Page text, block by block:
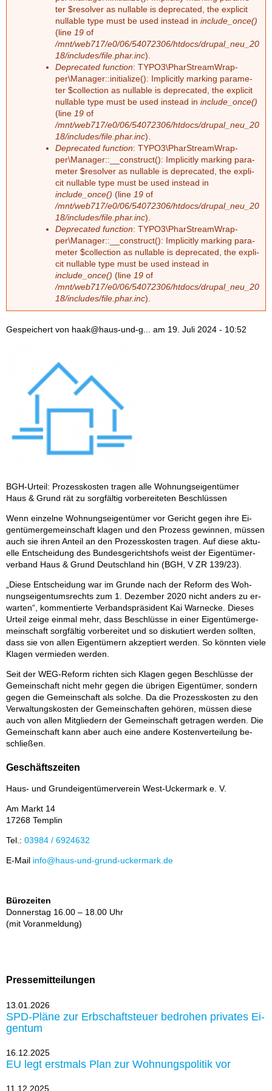
a
r
g
ter $re­sol­ver as nullable is depre­ca­ted, the ex­pli­cit
nullable type must be used ins­tead in include_once()
(line 19 of
/mnt/web717/e0/06/54072306/htdocs/drupal_neu_20
18/includes/file.phar.inc).
Deprecated function: TY­PO3\Phar­Stream­Wrap­
per\Ma­na­ger::in­itia­li­ze(): Im­pli­cit­ly mar­king pa­ra­me­
ter $collec­tion as nullable is depre­ca­ted, the ex­pli­cit
nullable type must be used ins­tead in include_once()
(line 19 of
/mnt/web717/e0/06/54072306/htdocs/drupal_neu_20
18/includes/file.phar.inc).
Deprecated function: TY­PO3\Phar­Stream­Wrap­
per\Ma­na­ger::__­con­struct(): Im­pli­cit­ly mar­king pa­ra­
me­ter $re­sol­ver as nullable is depre­ca­ted, the ex­pli­
cit nullable type must be used ins­tead in
include_once() (line 19 of
/mnt/web717/e0/06/54072306/htdocs/drupal_neu_20
18/includes/file.phar.inc).
Deprecated function: TY­PO3\Phar­Stream­Wrap­
per\Ma­na­ger::__­con­struct(): Im­pli­cit­ly mar­king pa­ra­
me­ter $collec­tion as nullable is depre­ca­ted, the ex­pli­
cit nullable type must be used ins­tead in
include_once() (line 19 of
/mnt/web717/e0/06/54072306/htdocs/drupal_neu_20
18/includes/file.phar.inc).
Gespeichert von haak@haus-und-g... am 19. Juli 2024 - 10:52
BGH-Ur­teil: Pro­zess­kos­ten tra­gen alle Woh­nungs­ei­gen­tü­mer
Haus & Grund rät zu sorg­fäl­tig vor­be­rei­te­ten Be­schlüs­sen
Wenn ein­zel­ne Woh­nungs­ei­gen­tü­mer vor Ge­richt ge­gen ihre Ei­
gen­tü­mer­ge­mein­schaft kla­gen und den Pro­zess ge­win­nen, müs­sen
auch sie ih­ren An­teil an den Pro­zess­kos­ten tra­gen. Auf die­se ak­tu­
el­le Ent­schei­dung des Bun­des­ge­richts­hofs weist der Ei­gen­tü­mer­
ver­band Haus & Grund Deutsch­land hin (BGH, V ZR 139/​23).
„Die­se Ent­schei­dung war im Grun­de nach der Re­form des Woh­
nungs­ei­gen­tums­rechts zum 1. De­zem­ber 2020 nicht an­ders zu er­
war­ten“, kom­men­tier­te Ver­bands­prä­si­dent Kai War­ne­cke. Die­ses
Ur­teil zei­ge ein­mal mehr, dass Be­schlüs­se in ei­ner Ei­gen­tü­mer­ge­
mein­schaft sorg­fäl­tig vor­be­rei­tet und so dis­ku­tiert wer­den soll­ten,
dass sie von al­len Ei­gen­tü­mern ak­zep­tiert wer­den. So könn­ten vie­le
Kla­gen ver­mie­den wer­den.
Seit der WEG-Re­form rich­ten sich Kla­gen ge­gen Be­schlüs­se der
Ge­mein­schaft nicht mehr ge­gen die üb­ri­gen Ei­gen­tü­mer, son­dern
ge­gen die Ge­mein­schaft als sol­che. Da die Pro­zess­kos­ten zu den
Ver­wal­tungs­kos­ten der Ge­mein­schaf­ten ge­hö­ren, müs­sen die­se
auch von al­len Mit­glie­dern der Ge­mein­schaft ge­tra­gen wer­den. Die
Ge­mein­schaft kann aber auch eine an­de­re Kos­ten­ver­tei­lung be­
schlie­ßen.
Geschäftszeiten
Haus- und Grund­ei­gen­tü­mer­ver­ein West-Ucker­mark e. V.
Am Markt 14
17268 Tem­plin
Tel.: 03984 / 6924632
E-Mail info@haus-und-grund-ucker­mark.de
Bürozeiten
Don­ners­tag 16.00 – 18.00 Uhr
(mit Vor­an­mel­dung)
Pressemitteilungen
13.01.2026
SPD-Plä­ne zur Erb­schaft­steu­er be­dro­hen pri­va­tes Ei­
gen­tum
16.12.2025
EU legt erst­mals Plan zur Woh­nungs­po­li­tik vor
11.12.2025